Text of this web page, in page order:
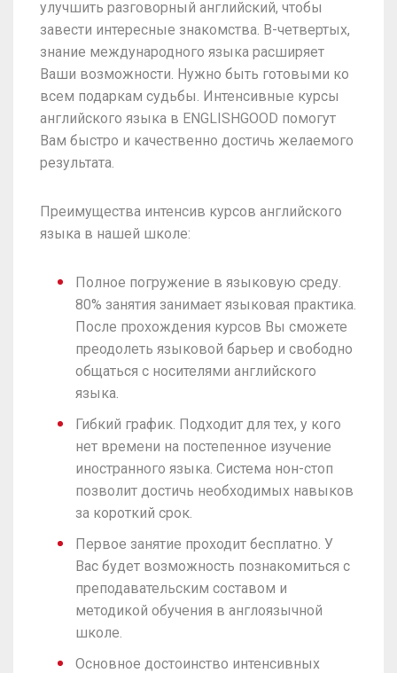
улучшить разговорный английский, чтобы
завести интересные знакомства. В-четвертых,
знание международного языка расширяет
Ваши возможности. Нужно быть готовыми ко
всем подаркам судьбы. Интенсивные курсы
английского языка в ENGLISHGOOD помогут
Вам быстро и качественно достичь желаемого
результата.
Преимущества интенсив курсов английского
языка в нашей школе:
Полное погружение в языковую среду.
80% занятия занимает языковая практика.
После прохождения курсов Вы сможете
преодолеть языковой барьер и свободно
общаться с носителями английского
языка.
Гибкий график. Подходит для тех, у кого
нет времени на постепенное изучение
иностранного языка. Система нон-стоп
позволит достичь необходимых навыков
за короткий срок.
Первое занятие проходит бесплатно. У
Вас будет возможность познакомиться с
преподавательским составом и
методикой обучения в англоязычной
школе.
Основное достоинство интенсивных